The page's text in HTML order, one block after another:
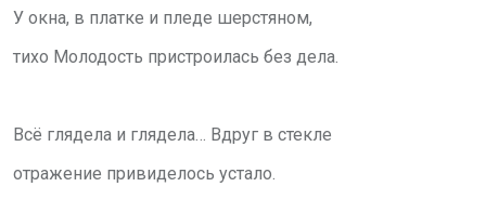
У окна, в платке и пледе шерстяном,
тихо Молодость пристроилась без дела.
Всё глядела и глядела… Вдруг в стекле
отражение привиделось устало.